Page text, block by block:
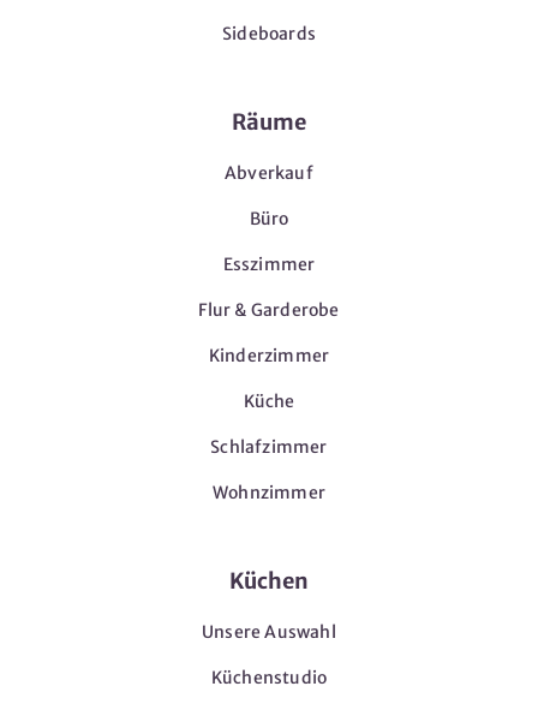
Sideboards
Räume
Abverkauf
Büro
Esszimmer
Flur & Garderobe
Kinderzimmer
Küche
Schlafzimmer
Wohnzimmer
Küchen
Unsere Auswahl
Küchenstudio